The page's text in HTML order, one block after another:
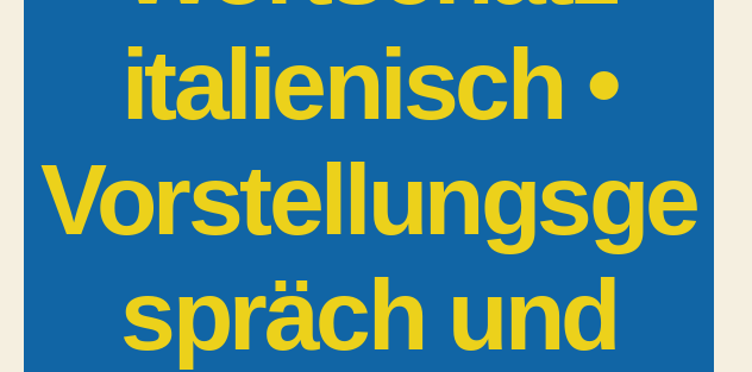
italienisch •
Vorstellungsge
spräch und